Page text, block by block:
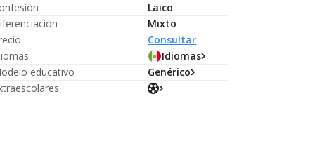
Laico
Mixto
Consultar
Idiomas
educativo
Genérico